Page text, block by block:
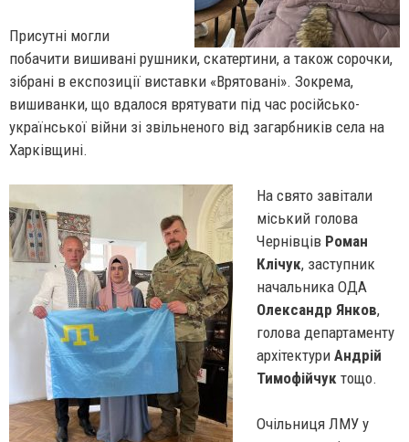
Присутні могли
побачити вишивані рушники, скатертини, а також сорочки,
зібрані в експозиції виставки «Врятовані». Зокрема,
вишиванки, що вдалося врятувати під час російсько-
української війни зі звільненого від загарбників села на
Харківщині.
На свято завітали
міський голова
Чернівців Роман
Клічук, заступник
начальника ОДА
Олександр Янков,
голова департаменту
архітектури Андрій
Тимофійчуктощо.
Очільниця ЛМУ у